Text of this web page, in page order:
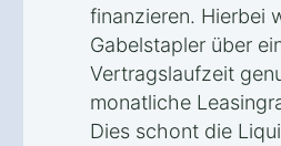
finanzieren. Hierbei
Gabelstapler über
Vertragslaufzeit
monatliche
Dies schont die